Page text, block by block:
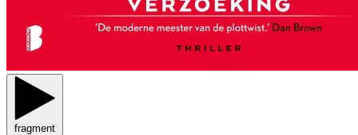
fragment